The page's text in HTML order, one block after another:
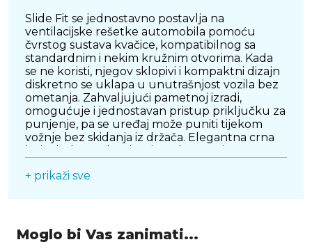
Slide Fit se jednostavno postavlja na
ventilacijske rešetke automobila pomoću
čvrstog sustava kvačice, kompatibilnog sa
standardnim i nekim kružnim otvorima. Kada
se ne koristi, njegov sklopivi i kompaktni dizajn
diskretno se uklapa u unutrašnjost vozila bez
ometanja. Zahvaljujući pametnoj izradi,
omogućuje i jednostavan pristup priključku za
punjenje, pa se uređaj može puniti tijekom
vožnje bez skidanja iz držača. Elegantna crna
+ prikaži sve
Moglo bi Vas zanimati...